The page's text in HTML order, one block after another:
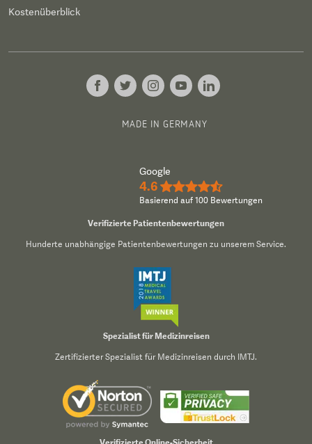
Kostenüberblick
MADE IN GERMANY
Google
4.6 ★★★★½
Basierend auf 100 Bewertungen
Verifizierte Patientenbewertungen
Hunderte unabhängige Patientenbewertungen zu unserem Service.
Spezialist für Medizinreisen
Zertifizierter Spezialist für Medizinreisen durch IMTJ.